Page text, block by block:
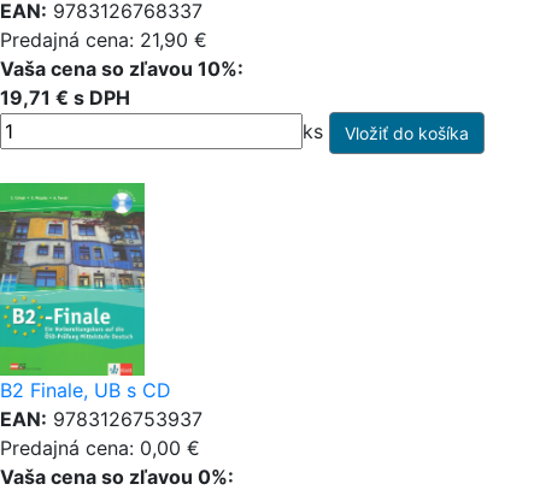
EAN: 9783126768337
Predajná cena: 21,90 €
Vaša cena so zľavou 10%:
19,71 € s DPH
ks
B2 Finale, UB s CD
EAN: 9783126753937
Predajná cena: 0,00 €
Vaša cena so zľavou 0%: